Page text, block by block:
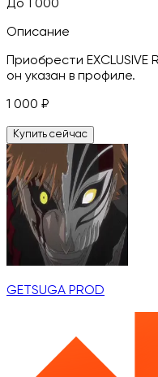
До 1 000
Описание
Приобрести
он указан в профиле.
1 000 ₽
Купить сейчас
GETSUGA PROD